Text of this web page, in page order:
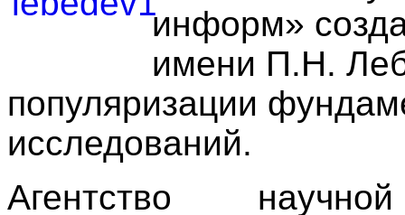
информ»
имени П.Н.
популяризации
исследований.
Агентство